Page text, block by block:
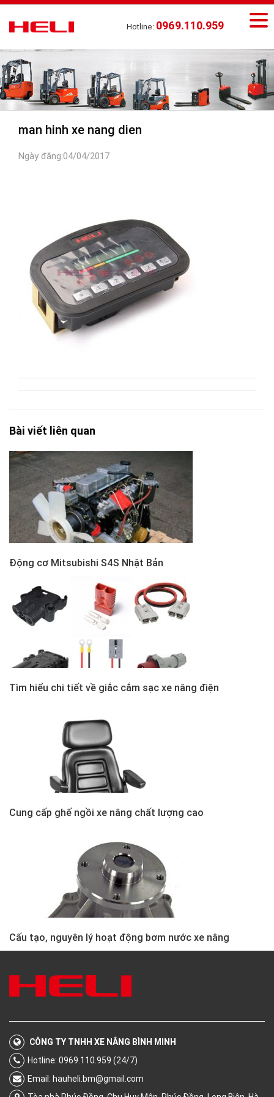
Hotline: 0969.110.959
man hinh xe nang dien
Ngày đăng:04/04/2017
Bài viết liên quan
Động cơ Mitsubishi S4S Nhật Bản
Tìm hiểu chi tiết về giắc cắm sạc xe nâng điện
Cung cấp ghế ngồi xe nâng chất lượng cao
Cấu tạo, nguyên lý hoạt động bơm nước xe nâng
CÔNG TY TNHH XE NÂNG BÌNH MINH
Hotline: 0969.110.959 (24/7)
Email: hauheli.bm@gmail.com